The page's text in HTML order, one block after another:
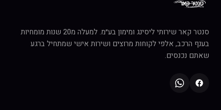
סנטר קאר שירותי ליסינג ומימון בע״מ. למעלה מ20 שנות מומחיות
בענף הרכב, אלפי לקוחות מרוצים ושירות אישי שמתחיל ברגע
שאתם נכנסים.